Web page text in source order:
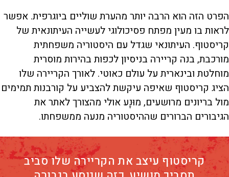
הפרט הזה הוא הרבה יותר מהערת שוליים ביוגרפית. אפשר
לראות בו מעין מפתח פסיכולוגי לעשייה העיתונאית של
קריסטוף. העיתונאי שגדל עם היסטוריה משפחתית
מורכבת, בנה קריירה בניסיון לכפות בהירות מוסרית
מוחלטת ובינארית על עולם כאוטי. לאורך הקריירה שלו
הציג קריסטוף שאיפה עיקשת להצביע על קורבנות תמימים
מול בריונים מרושעים, מוּנָע אולי מהצורך לאתר את
הגיבורים הברורים שההיסטוריה מנעה ממשפחתו.
קריסטוף עיצב את הקריירה שלו סביב